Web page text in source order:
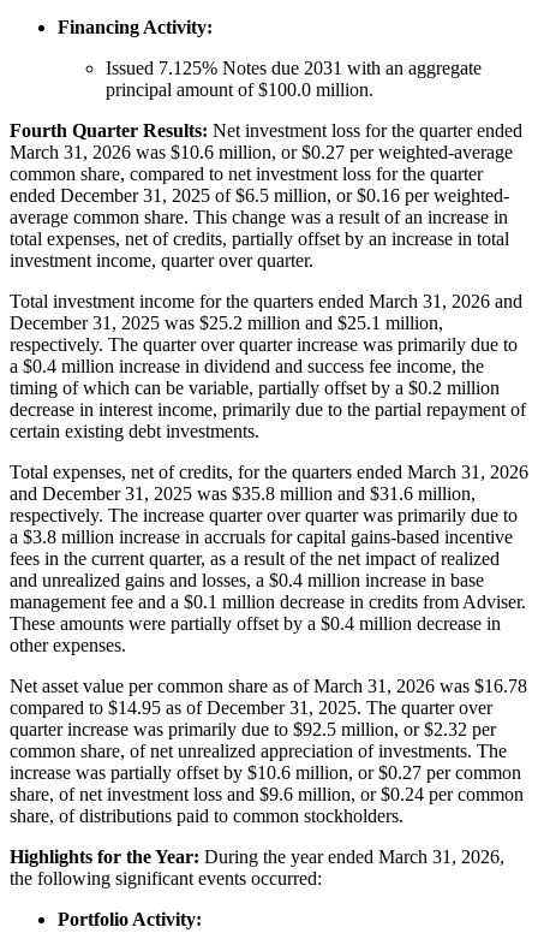
Financing Activity:
Issued 7.125% Notes due 2031 with an aggregate
principal amount of $100.0 million.
Fourth Quarter Results: Net investment loss for the quarter ended
March 31, 2026 was $10.6 million, or $0.27 per weighted-average
common share, compared to net investment loss for the quarter
ended December 31, 2025 of $6.5 million, or $0.16 per weighted-
average common share. This change was a result of an increase in
total expenses, net of credits, partially offset by an increase in total
investment income, quarter over quarter.
Total investment income for the quarters ended March 31, 2026 and
December 31, 2025 was $25.2 million and $25.1 million,
respectively. The quarter over quarter increase was primarily due to
a $0.4 million increase in dividend and success fee income, the
timing of which can be variable, partially offset by a $0.2 million
decrease in interest income, primarily due to the partial repayment of
certain existing debt investments.
Total expenses, net of credits, for the quarters ended March 31, 2026
and December 31, 2025 was $35.8 million and $31.6 million,
respectively. The increase quarter over quarter was primarily due to
a $3.8 million increase in accruals for capital gains-based incentive
fees in the current quarter, as a result of the net impact of realized
and unrealized gains and losses, a $0.4 million increase in base
management fee and a $0.1 million decrease in credits from Adviser.
These amounts were partially offset by a $0.4 million decrease in
other expenses.
Net asset value per common share as of March 31, 2026 was $16.78
compared to $14.95 as of December 31, 2025. The quarter over
quarter increase was primarily due to $92.5 million, or $2.32 per
common share, of net unrealized appreciation of investments. The
increase was partially offset by $10.6 million, or $0.27 per common
share, of net investment loss and $9.6 million, or $0.24 per common
share, of distributions paid to common stockholders.
Highlights for the Year: During the year ended March 31, 2026,
the following significant events occurred:
Portfolio Activity: